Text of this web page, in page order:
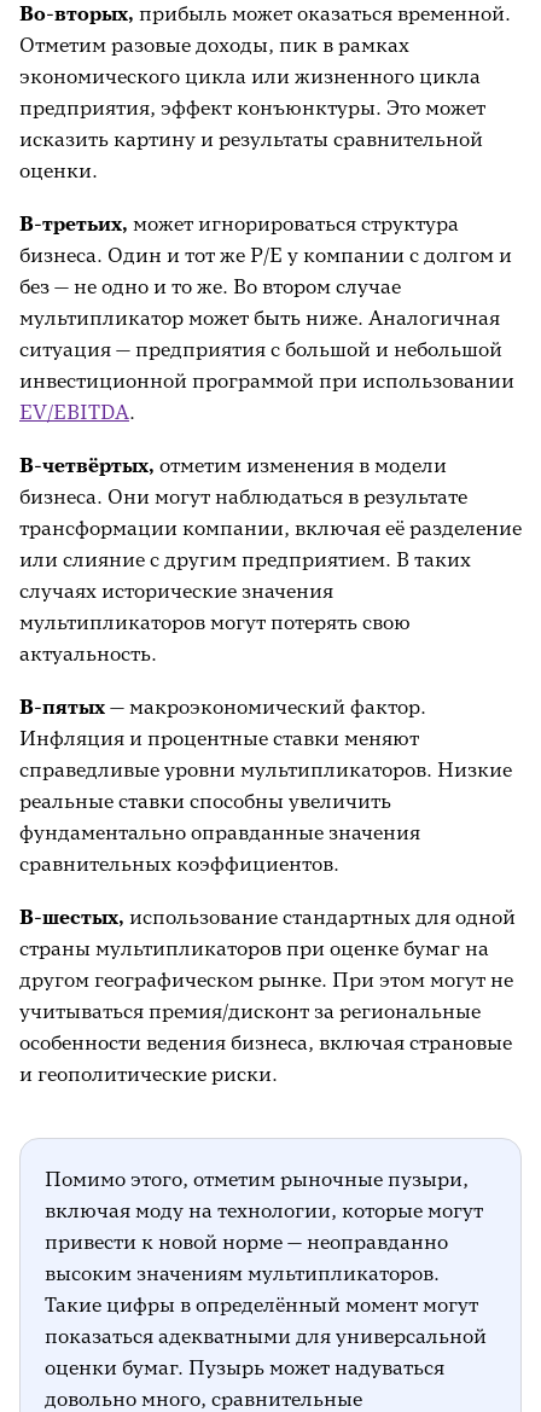
Во-вторых, прибыль может оказаться временной.
Отметим разовые доходы, пик в рамках
экономического цикла или жизненного цикла
предприятия, эффект конъюнктуры. Это может
исказить картину и результаты сравнительной
оценки.
В-третьих, может игнорироваться структура
бизнеса. Один и тот же P/E у компании с долгом и
без — не одно и то же. Во втором случае
мультипликатор может быть ниже. Аналогичная
ситуация — предприятия с большой и небольшой
инвестиционной программой при использовании
EV/EBITDA.
В-четвёртых, отметим изменения в модели
бизнеса. Они могут наблюдаться в результате
трансформации компании, включая её разделение
или слияние с другим предприятием. В таких
случаях исторические значения
мультипликаторов могут потерять свою
актуальность.
В-пятых — макроэкономический фактор.
Инфляция и процентные ставки меняют
справедливые уровни мультипликаторов. Низкие
реальные ставки способны увеличить
фундаментально оправданные значения
сравнительных коэффициентов.
В-шестых, использование стандартных для одной
страны мультипликаторов при оценке бумаг на
другом географическом рынке. При этом могут не
учитываться премия/дисконт за региональные
особенности ведения бизнеса, включая страновые
и геополитические риски.
Помимо этого, отметим рыночные пузыри,
включая моду на технологии, которые могут
привести к новой норме — неоправданно
высоким значениям мультипликаторов.
Такие цифры в определённый момент могут
показаться адекватными для универсальной
оценки бумаг. Пузырь может надуваться
довольно много, сравнительные